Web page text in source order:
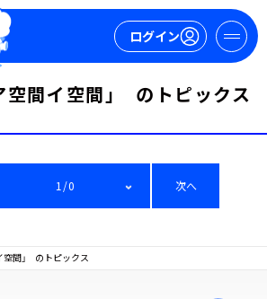
ログイン
空間イ空間」 のトピックス
1/0 次へ
空間」 のトピックス